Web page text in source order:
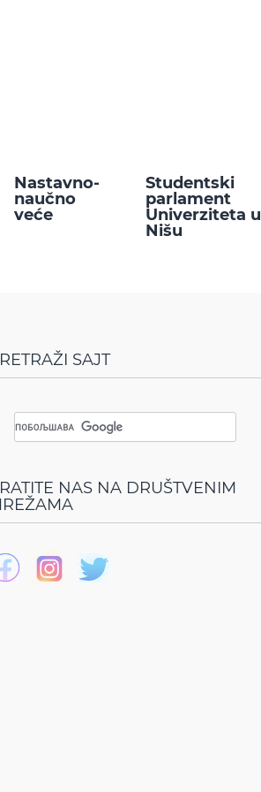
Nastavno-
naučno
veće
Studentski
parlament
Univerziteta u
Nišu
SAJT
NAS NA DRUŠTVENIM